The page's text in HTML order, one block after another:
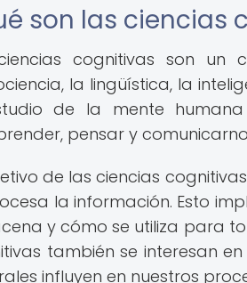
son las ciencias
cognitivas son un
la lingüística, la
de la mente
pensar y
de las ciencias
la información. Esto
y cómo se utiliza para
también se interesan
influyen en nuestros